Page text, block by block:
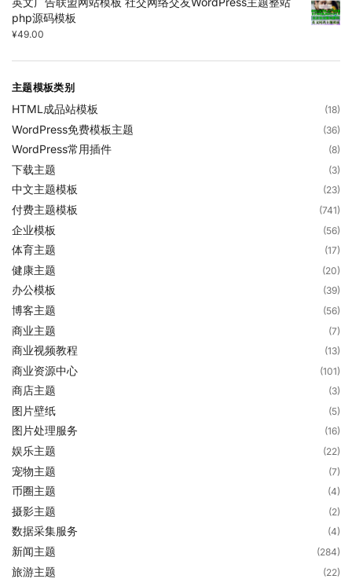
php源码模板
¥49.00
主题模板类别
HTML成品站模板 (18)
WordPress免费模板主题 (36)
WordPress常用插件 (8)
下载主题 (3)
中文主题模板 (23)
付费主题模板 (741)
企业模板 (56)
体育主题 (17)
健康主题 (20)
办公模板 (39)
博客主题 (56)
商业主题 (7)
商业视频教程 (13)
商业资源中心 (101)
商店主题 (3)
图片壁纸 (5)
图片处理服务 (16)
娱乐主题 (22)
宠物主题 (7)
币圈主题 (4)
摄影主题 (2)
数据采集服务 (4)
新闻主题 (284)
旅游主题 (22)